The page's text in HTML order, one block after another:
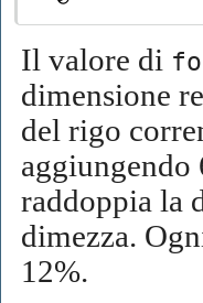
Il valore di
dimensione
del rigo
raddoppia la
dimezza.
12%.